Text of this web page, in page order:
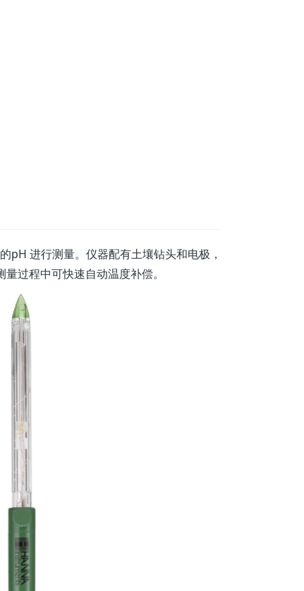
pH 进行测量。仪器配有土壤钻头和电极，
过程中可快速自动温度补偿。